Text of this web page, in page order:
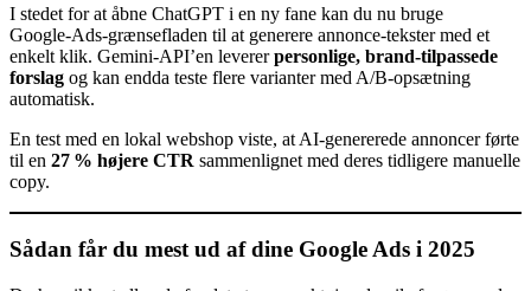
I stedet for at åbne ChatGPT i en ny fane kan du nu bruge
Google‑Ads‑grænsefladen til at generere annonce‑tekster med et
enkelt klik. Gemini‑API’en levererpersonlige, brand‑tilpassede
forslag og kan endda teste flere varianter med A/B‑opsætning
automatisk.
En test med en lokal webshop viste, at AI‑genererede annoncer førte
til en 27 % højere CTR sammenlignet med deres tidligere manuelle
copy.
Sådan får du mest ud af dine Google Ads i 2025